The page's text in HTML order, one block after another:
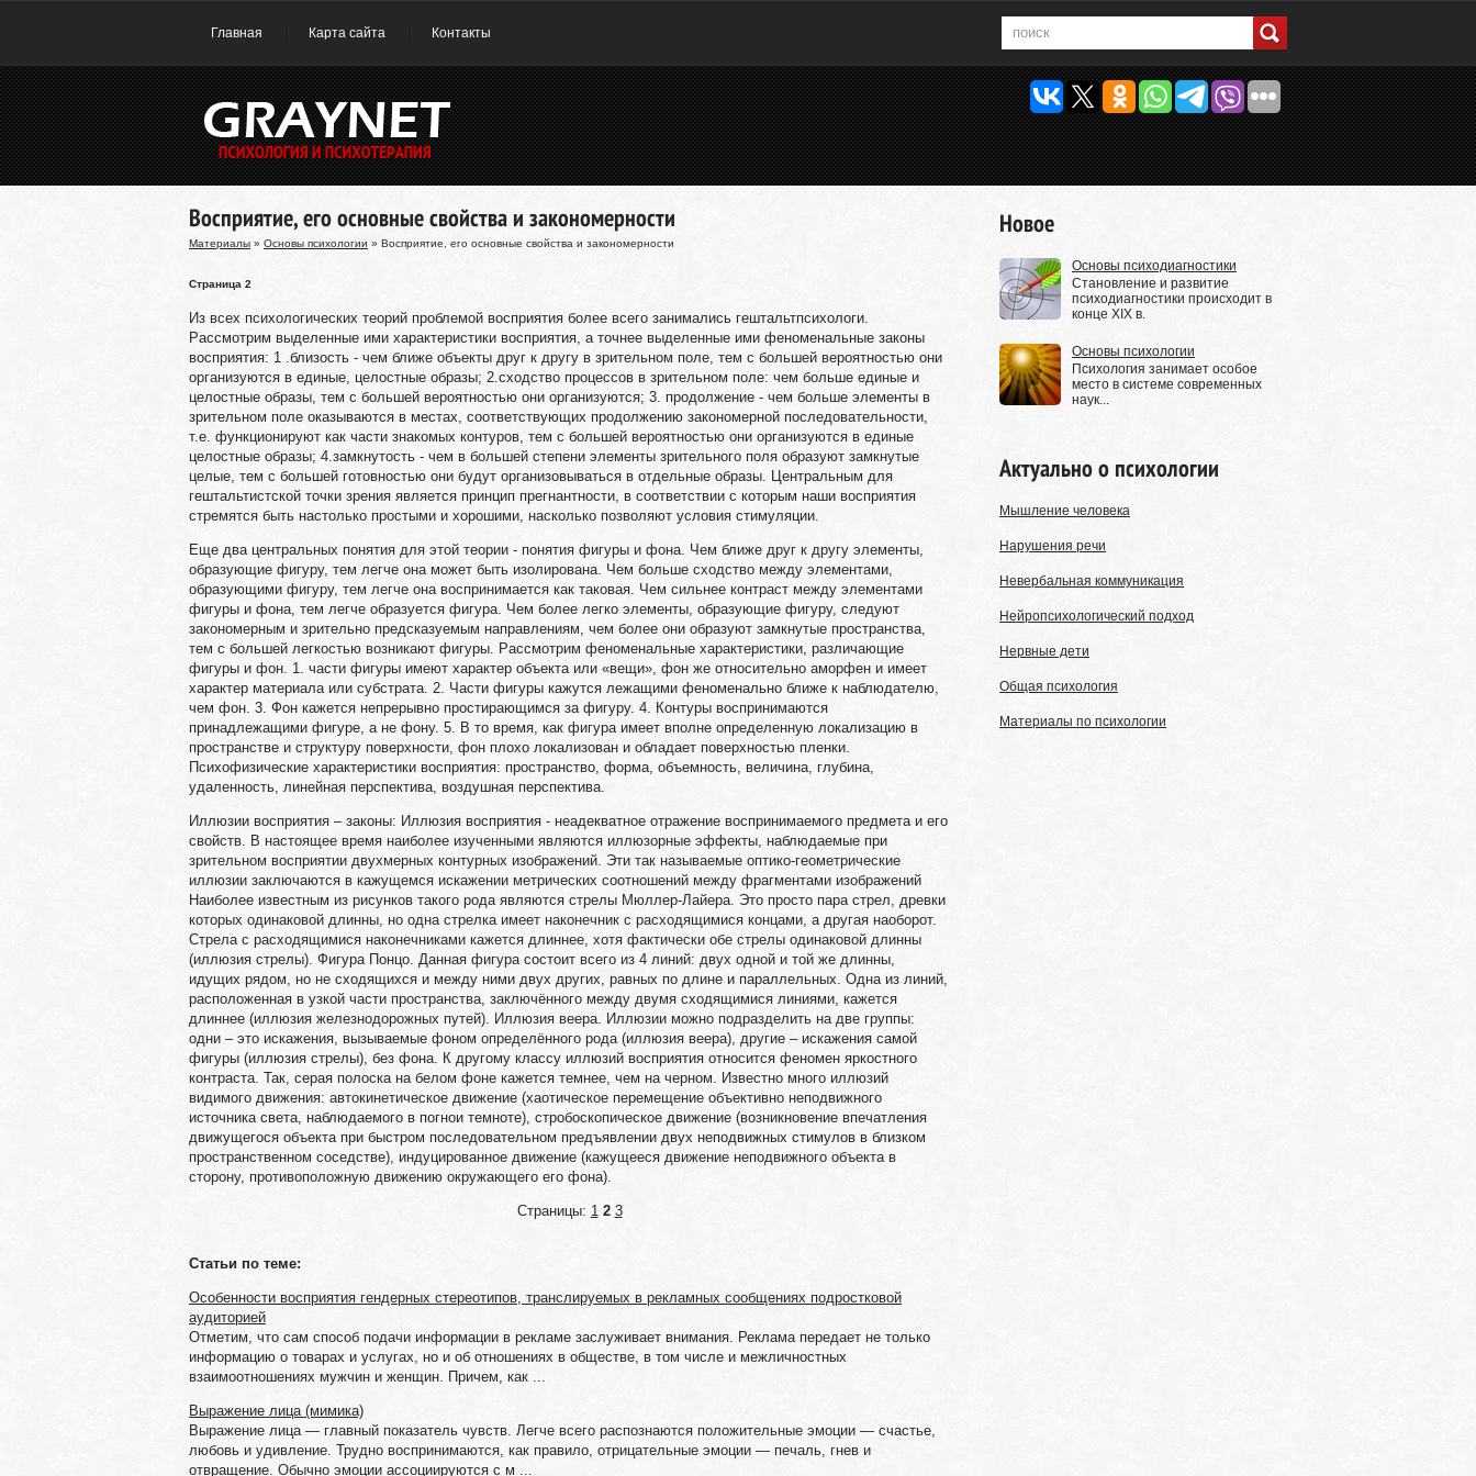
Главная Карта сайта Контакты
Новое
Основы психодиагностики
Становление и развитие
психодиагностики происходит в
конце XIX в.
Основы психологии
Психология занимает особое
место в системе современных
наук...
Актуально о психологии
Мышление человека
Нарушения речи
Невербальная коммуникация
Нейропсихологический подход
Нервные дети
Общая психология
Материалы по психологии
Восприятие, его основные свойства и закономерности
Материалы » Основы психологии » Восприятие, его основные свойства и закономерности
Страница 2
Из всех психологических теорий проблемой восприятия более всего занимались гештальтпсихологи.
Рассмотрим выделенные ими характеристики восприятия, а точнее выделенные ими феноменальные законы
восприятия: 1 .близость - чем ближе объекты друг к другу в зрительном поле, тем с большей вероятностью они
организуются в единые, целостные образы; 2.сходство процессов в зрительном поле: чем больше единые и
целостные образы, тем с большей вероятностью они организуются; 3. продолжение - чем больше элементы в
зрительном поле оказываются в местах, соответствующих продолжению закономерной последовательности,
т.е. функционируют как части знакомых контуров, тем с большей вероятностью они организуются в единые
целостные образы; 4.замкнутость - чем в большей степени элементы зрительного поля образуют замкнутые
целые, тем с большей готовностью они будут организовываться в отдельные образы. Центральным для
гештальтистской точки зрения является принцип прегнантности, в соответствии с которым наши восприятия
стремятся быть настолько простыми и хорошими, насколько позволяют условия стимуляции.
Еще два центральных понятия для этой теории - понятия фигуры и фона. Чем ближе друг к другу элементы,
образующие фигуру, тем легче она может быть изолирована. Чем больше сходство между элементами,
образующими фигуру, тем легче она воспринимается как таковая. Чем сильнее контраст между элементами
фигуры и фона, тем легче образуется фигура. Чем более легко элементы, образующие фигуру, следуют
закономерным и зрительно предсказуемым направлениям, чем более они образуют замкнутые пространства,
тем с большей легкостью возникают фигуры. Рассмотрим феноменальные характеристики, различающие
фигуры и фон. 1. части фигуры имеют характер объекта или «вещи», фон же относительно аморфен и имеет
характер материала или субстрата. 2. Части фигуры кажутся лежащими феноменально ближе к наблюдателю,
чем фон. 3. Фон кажется непрерывно простирающимся за фигуру. 4. Контуры воспринимаются
принадлежащими фигуре, а не фону. 5. В то время, как фигура имеет вполне определенную локализацию в
пространстве и структуру поверхности, фон плохо локализован и обладает поверхностью пленки.
Психофизические характеристики восприятия: пространство, форма, объемность, величина, глубина,
удаленность, линейная перспектива, воздушная перспектива.
Иллюзии восприятия – законы: Иллюзия восприятия - неадекватное отражение воспринимаемого предмета и его
свойств. В настоящее время наиболее изученными являются иллюзорные эффекты, наблюдаемые при
зрительном восприятии двухмерных контурных изображений. Эти так называемые оптико-геометрические
иллюзии заключаются в кажущемся искажении метрических соотношений между фрагментами изображений
Наиболее известным из рисунков такого рода являются стрелы Мюллер-Лайера. Это просто пара стрел, древки
которых одинаковой длинны, но одна стрелка имеет наконечник с расходящимися концами, а другая наоборот.
Стрела с расходящимися наконечниками кажется длиннее, хотя фактически обе стрелы одинаковой длинны
(иллюзия стрелы). Фигура Понцо. Данная фигура состоит всего из 4 линий: двух одной и той же длинны,
идущих рядом, но не сходящихся и между ними двух других, равных по длине и параллельных. Одна из линий,
расположенная в узкой части пространства, заключённого между двумя сходящимися линиями, кажется
длиннее (иллюзия железнодорожных путей). Иллюзия веера. Иллюзии можно подразделить на две группы:
одни – это искажения, вызываемые фоном определённого рода (иллюзия веера), другие – искажения самой
фигуры (иллюзия стрелы), без фона. К другому классу иллюзий восприятия относится феномен яркостного
контраста. Так, серая полоска на белом фоне кажется темнее, чем на черном. Известно много иллюзий
видимого движения: автокинетическое движение (хаотическое перемещение объективно неподвижного
источника света, наблюдаемого в погнои темноте), стробоскопическое движение (возникновение впечатления
движущегося объекта при быстром последовательном предъявлении двух неподвижных стимулов в близком
пространственном соседстве), индуцированное движение (кажущееся движение неподвижного объекта в
сторону, противоположную движению окружающего его фона).
Страницы: 1 2 3
Статьи по теме:
Особенности восприятия гендерных стереотипов, транслируемых в рекламных сообщениях подростковой
аудиторией
Отметим, что сам способ подачи информации в рекламе заслуживает внимания. Реклама передает не только
информацию о товарах и услугах, но и об отношениях в обществе, в том числе и межличностных
взаимоотношениях мужчин и женщин. Причем, как ...
Выражение лица (мимика)
Выражение лица — главный показатель чувств. Легче всего распознаются положительные эмоции — счастье,
любовь и удивление. Трудно воспринимаются, как правило, отрицательные эмоции — печаль, гнев и
отвращение. Обычно эмоции ассоциируются с м ...